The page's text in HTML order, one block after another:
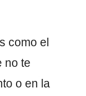
como el
no te
o en la